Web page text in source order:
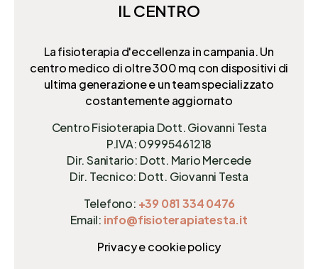
IL CENTRO
La fisioterapia d'eccellenza in campania. Un
centro medico di oltre 300 mq con dispositivi di
ultima generazione e un team specializzato
costantemente aggiornato
Centro Fisioterapia Dott. Giovanni Testa
P.IVA: 09995461218
Dir. Sanitario: Dott. Mario Mercede
Dir. Tecnico: Dott. Giovanni Testa
Telefono: +39 081 334 0476
Email: info@fisioterapiatesta.it
Privacy e cookie policy